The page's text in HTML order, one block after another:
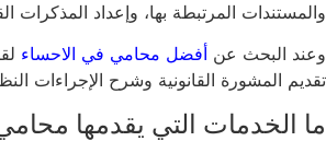
والمستندات المرتبطة بها، وإعداد المذكرات
وعند البحث عن أفضل محامي في الاحساء
تقديم المشورة القانونية وشرح الإجراءات
ما الخدمات التي يقدمها